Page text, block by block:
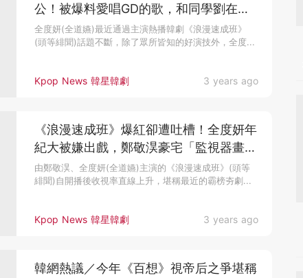
Kpop News 韓星韓劇 3 years ago
公！被爆料愛唱GD的歌，和同學劉在錫
引起笑話
全度妍(全道嬿)最近通過主演熱播韓劇《浪漫速成班》
(頭等緋聞)話題不斷，除了眾所皆知的好演技外，全度...
Kpop News 韓星韓劇 3 years ago
《浪漫速成班》爆紅卻遭吐槽！全度妍年
紀大被嫌出戲，鄭敬淏豪宅「監視器畫
面」被隨意外流
由鄭敬淏、全度妍(全道嬿)主演的《浪漫速成班》(頭等
緋聞)自開播後收視率直線上升，堪稱最近的霸榜夯劇...
韓網熱議／今年《百想》視帝后之爭堪稱